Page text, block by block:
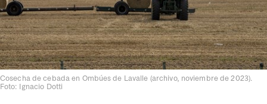
Cosecha de cebada en Ombúes de Lavalle (archivo, noviembre de 2023).
Foto: Ignacio Dotti